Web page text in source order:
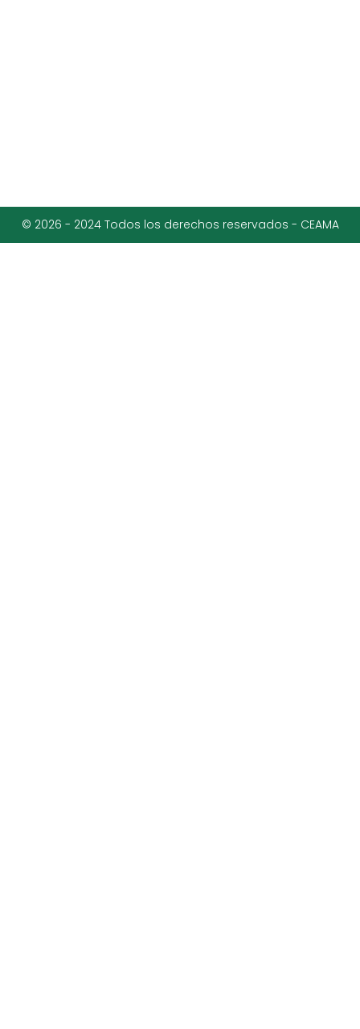
© 2026 - 2024 Todos los derechos reservados - CEAMA